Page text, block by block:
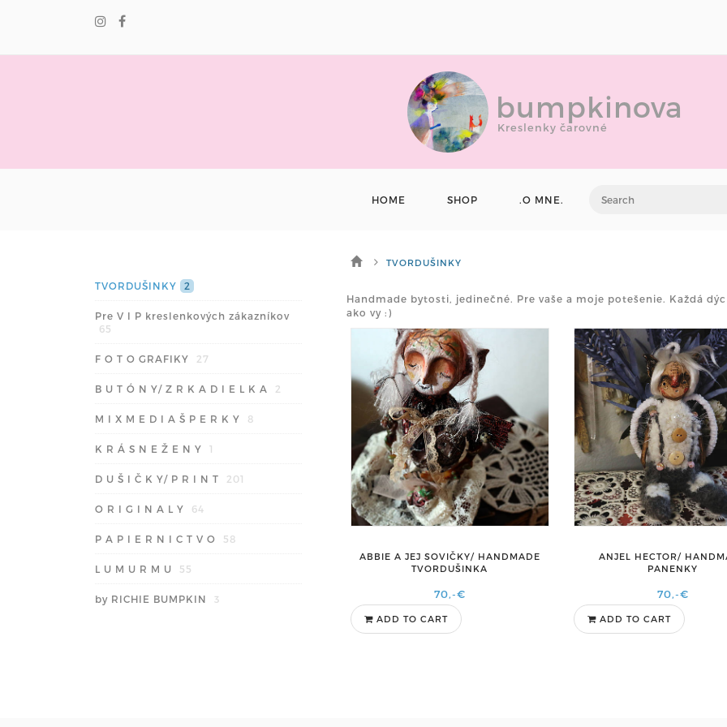
bumpkinova
Kreslenky čarovné
HOME SHOP .O MNE.
TVORDUŠINKY 2
Pre V I P kreslenkových zákazníkov
65
F O T O GRAFIKY 27
B U T Ó N Y/ Z R K A D I E L K A 2
M I X M E D I A Š P E R K Y 8
K R Á S N E Ž E N Y 1
D U Š I Č K Y/ P R I N T 201
O R I G I N A L Y 64
P A P I E R N I C T V O 58
L U M U R M U 55
by RICHIE BUMPKIN 3
TVORDUŠINKY
Handmade bytosti, jedinečné. Pre vaše a moje potešenie. Každá
ako vy :)
ABBIE A JEJ SOVIČKY/ HANDMADE
TVORDUŠINKA
70,-€
ADD TO CART
ANJEL HECTOR/
PANENKY
70,-€
ADD TO CART